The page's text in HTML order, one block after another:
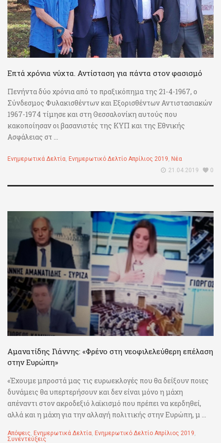
Επτά χρόνια νύχτα. Αντίσταση για πάντα στον φασισμό
Πενήντα δύο χρόνια από το πραξικόπημα της 21-4-1967, ο
Σύνδεσμος Φυλακισθέντων και Εξορισθέντων Αντιστασιακών
1967-1974 τίμησε και στη Θεσσαλονίκη αυτούς που
κακοποίησαν οι βασανιστές της ΚΥΠ και της Εθνικής
Ασφάλειας στ ...
Ενημερωτικά Δελτία, Ενημερωτικό Δελτίο Απρίλιος 2019, Νέα
21.04.2019
0
Αμανατίδης Γιάννης: «Φρένο στη νεοφιλελεύθερη επέλαση
στην Ευρώπη»
«Έχουμε μπροστά μας τις ευρωεκλογές που θα δείξουν ποιες
δυνάμεις θα υπερτερήσουν και δεν είναι μόνο η μάχη
απέναντι στον ακροδεξιό λαϊκισμό που πρέπει να κερδηθεί,
αλλά και η μάχη για την αλλαγή πολιτικής στην Ευρώπη, μ ...
Απόψεις, Ενημερωτικά Δελτία, Ενημερωτικό Δελτίο Απρίλιος 2019,
Συνεντεύξεις